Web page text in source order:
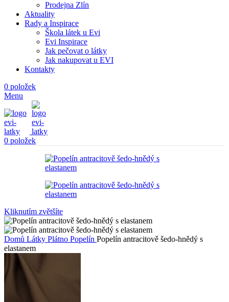
Prodejna Zlín
Aktuality
Rady a Inspirace
Škola látek u Evi
Evi Inspirace
Jak pečovat o látky
Jak nakupovat u EVI
Kontakty
0 položek
Menu
0 položek
Kliknutím zvětšíte
Domů Látky Plátno Popelín Popelín antracitově šedo-hnědý s
elastanem